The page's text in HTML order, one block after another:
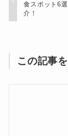
食スポット6
介！
この記事